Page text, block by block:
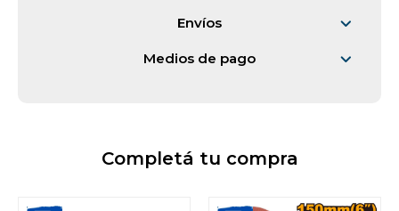
Envíos
Medios de pago
Completá tu compra